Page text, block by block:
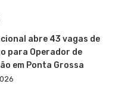
abre 43 vagas de
para Operador de
em Ponta Grossa